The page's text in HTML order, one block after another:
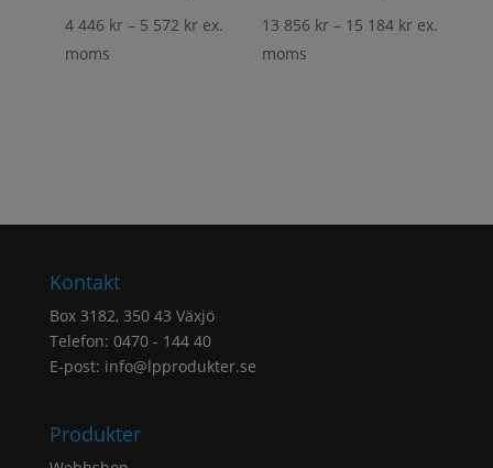
4 446 kr – 5 572 krPrisintervall:
ex.
moms
13 856 kr – 15 184 kr ex.
moms
Kontakt
Box 3182, 350 43 Växjö
Telefon: 0470 - 144 40
E-post: info@lpprodukter.se
Produkter